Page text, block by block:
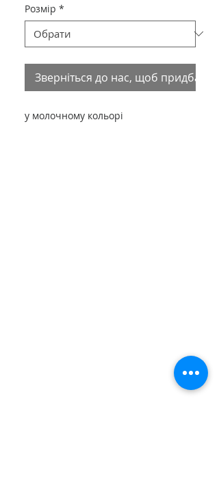
Розмір *
Зверніться до нас, щоб придбати
у молочному кольорі